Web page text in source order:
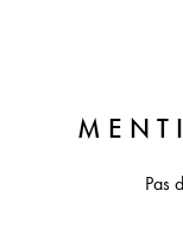
Pas